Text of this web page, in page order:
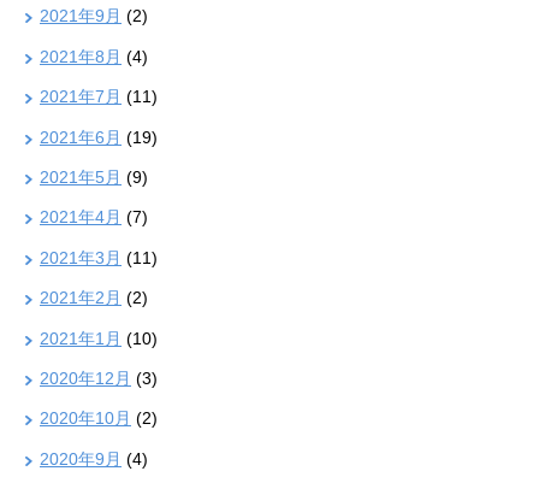
2021年9月 (2)
2021年8月 (4)
2021年7月 (11)
2021年6月 (19)
2021年5月 (9)
2021年4月 (7)
2021年3月 (11)
2021年2月 (2)
2021年1月 (10)
2020年12月 (3)
2020年10月 (2)
2020年9月 (4)